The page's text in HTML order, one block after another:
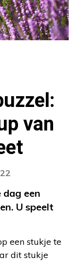
van
dag een
U speelt
een stukje te
dit stukje